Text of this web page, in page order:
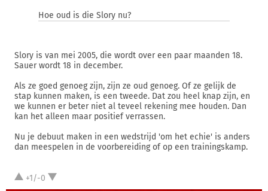
Hoe oud is die Slory nu?
Slory is van mei 2005, die wordt over een paar maanden 18.
Sauer wordt 18 in december.
Als ze goed genoeg zijn, zijn ze oud genoeg. Of ze gelijk de
stap kunnen maken, is een tweede. Dat zou heel knap zijn, en
we kunnen er beter niet al teveel rekening mee houden. Dan
kan het alleen maar positief verrassen.
Nu je debuut maken in een wedstrijd 'om het echie' is anders
dan meespelen in de voorbereiding of op een trainingskamp.
+1/-0